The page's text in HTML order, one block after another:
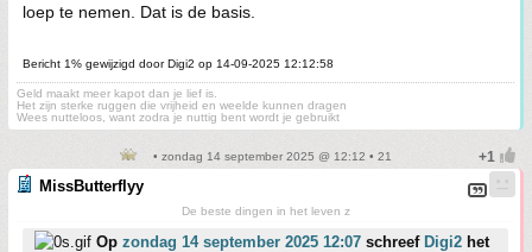
loep te nemen. Dat is de basis.
Bericht 1% gewijzigd door Digi2 op 14-09-2025 12:12:58
Geld maakt meer kapot dan je lief is.
Het zijn sterke ruggen die vrijheid en weelde kunnen dragen
Wees nutteloos, want zodra je nuttig bent wordt je gebruikt
• zondag 14 september 2025 @ 12:12 • 21
MissButterflyy
De beste dingen in het leven z
Op zondag 14 september 2025 12:07 schreef Digi2 het